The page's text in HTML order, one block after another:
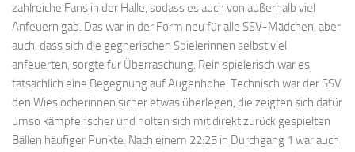
zahlreiche Fans in der Halle, sodass es auch von außerhalb viel
Anfeuern gab. Das war in der Form neu für alle SSV-Mädchen, aber
auch, dass sich die gegnerischen Spielerinnen selbst viel
anfeuerten, sorgte für Überraschung. Rein spielerisch war es
tatsächlich eine Begegnung auf Augenhöhe. Technisch war der SSV
den Wieslocherinnen sicher etwas überlegen, die zeigten sich dafür
umso kämpferischer und holten sich mit direkt zurück gespielten
Bällen häufiger Punkte. Nach einem 22:25 in Durchgang 1 war auch